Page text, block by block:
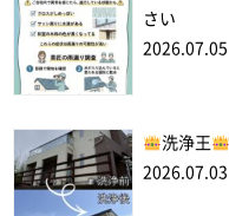
さい
2026.07.05
洗浄王
2026.07.03